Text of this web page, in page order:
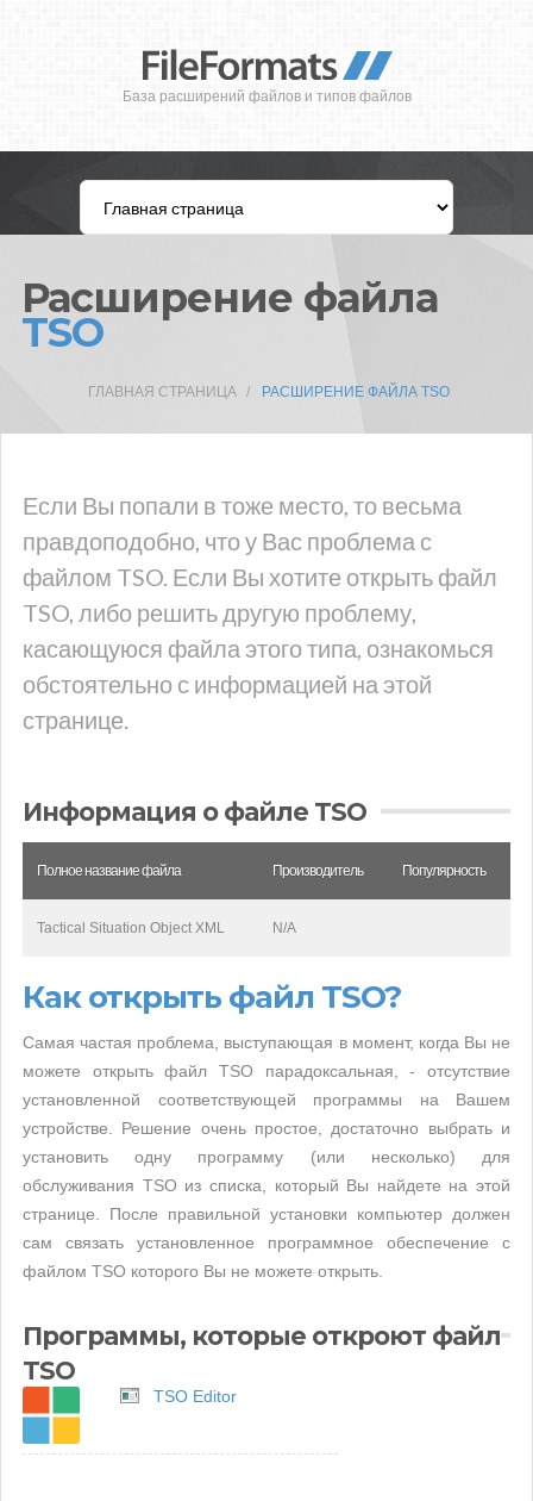
База расширений файлов и типов файлов
Расширение файла
TSO
ГЛАВНАЯ СТРАНИЦА РАСШИРЕНИЕ ФАЙЛА TSO
Если Вы попали в тоже место, то весьма
правдоподобно, что у Вас проблема с
файлом TSO. Если Вы хотите открыть файл
TSO, либо решить другую проблему,
касающуюся файла этого типа, ознакомься
обстоятельно с информацией на этой
странице.
Информация о файле TSO
Полное название файла Производитель Популярность
Tactical Situation Object XML N/A
Как открыть файл TSO?
Самая частая проблема, выступающая в момент, когда Вы не
можете открыть файл TSO парадоксальная, - отсутствие
установленной соответствующей программы на Вашем
устройстве. Решение очень простое, достаточно выбрать и
установить одну программу (или несколько) для
обслуживания TSO из списка, который Вы найдете на этой
странице. После правильной установки компьютер должен
сам связать установленное программное обеспечение с
файлом TSO которого Вы не можете открыть.
Программы, которые откроют файл
TSO
TSO Editor